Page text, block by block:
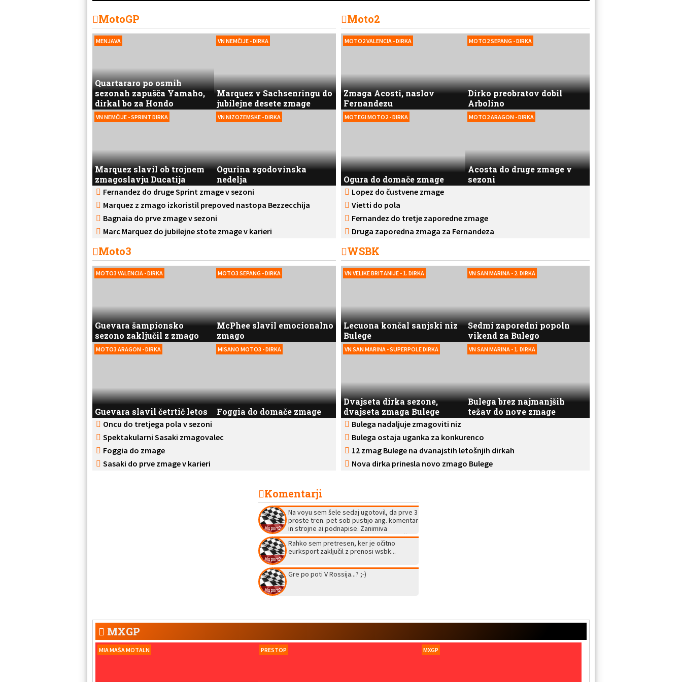
MotoGP
MENJAVA
Quartararo po osmih
sezonah zapušča Yamaho,
dirkal bo za Hondo
VN NEMČIJE - DIRKA
Marquez v Sachsenringu do
jubilejne desete zmage
VN NEMČIJE - SPRINT DIRKA
Marquez slavil ob trojnem
zmagoslavju Ducatija
VN NIZOZEMSKE - DIRKA
Ogurina zgodovinska
nedelja
Fernandez do druge Sprint zmage v sezoni
Marquez z zmago izkoristil prepoved nastopa Bezzecchija
Bagnaia do prve zmage v sezoni
Marc Marquez do jubilejne stote zmage v karieri
Moto3
MOTO3 VALENCIA - DIRKA
Guevara šampionsko
sezono zaključil z zmago
MOTO3 SEPANG - DIRKA
McPhee slavil emocionalno
zmago
MOTO3 ARAGON - DIRKA
Guevara slavil četrtič letos
MISANO MOTO3 - DIRKA
Foggia do domače zmage
Oncu do tretjega pola v sezoni
Spektakularni Sasaki zmagovalec
Foggia do zmage
Sasaki do prve zmage v karieri
Moto2
MOTO2 VALENCIA - DIRKA
Zmaga Acosti, naslov
Fernandezu
MOTO2 SEPANG - DIRKA
Dirko preobratov dobil
Arbolino
MOTEGI MOTO2 - DIRKA
Ogura do domače zmage
MOTO2 ARAGON - DIRKA
Acosta do druge zmage v
sezoni
Lopez do čustvene zmage
Vietti do pola
Fernandez do tretje zaporedne zmage
Druga zaporedna zmaga za Fernandeza
WSBK
VN VELIKE BRITANIJE - 1. DIRKA
Lecuona končal sanjski niz
Bulege
VN SAN MARINA - 2. DIRKA
Sedmi zaporedni popoln
vikend za Bulego
VN SAN MARINA - SUPERPOLE DIRKA
Dvajseta dirka sezone,
dvajseta zmaga Bulege
VN SAN MARINA - 1. DIRKA
Bulega brez najmanjših
težav do nove zmage
Bulega nadaljuje zmagoviti niz
Bulega ostaja uganka za konkurenco
12 zmag Bulege na dvanajstih letošnjih dirkah
Nova dirka prinesla novo zmago Bulege
Komentarji
Msport2
Na voyu sem šele sedaj ugotovil, da prve 3
proste tren. pet-sob pustijo ang. komentar
in strojne ai podnapise. Zanimiva
popestrjtev motosportnega vikenda, če
koga zanima... Glede na mes. ceno, se bo
letos očitno dalo videti ogromno. No
mestu brez reklam.
Msport2
Rahko sem pretresen, ker je očitno
eurksport zaključil z prenosi wsbk...
Msport2
Gre po poti V Rossija...? ;-)
MXGP
MIA MAŠA MOTALN PRESTOP MXGP